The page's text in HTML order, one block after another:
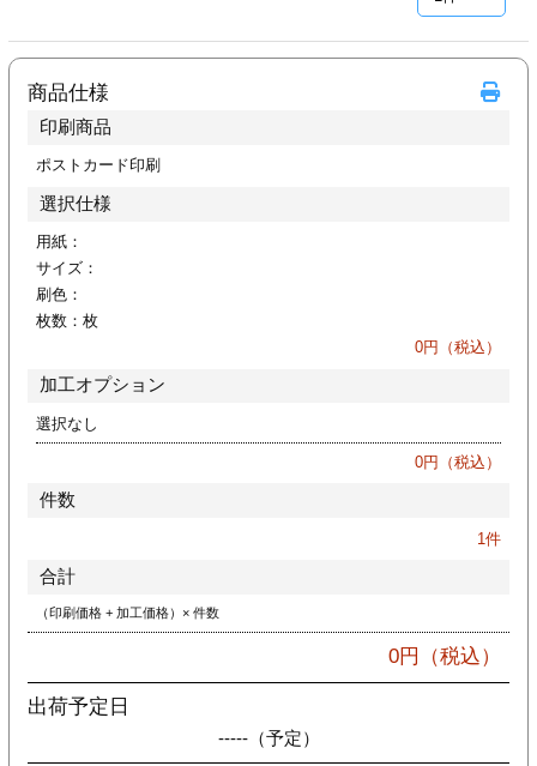
印刷
リーブ
ー印刷
商品仕様
印刷商品
ポストカード印刷
選択仕様
用紙：
サイズ：
刷色：
枚数： 枚
0円（税込）
加工オプション
選択なし
0円（税込）
件数
1件
合計
（印刷価格 + 加工価格）× 件数
0円（税込）
出荷予定日
-----（予定）